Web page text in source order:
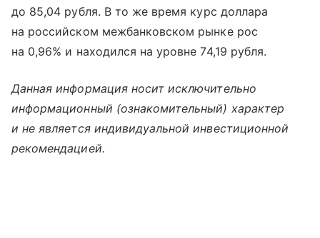
до 85,04 рубля. В то же время курс доллара
на российском межбанковском рынке рос
на 0,96% и находился на уровне 74,19 рубля.
Данная информация носит исключительно
информационный (ознакомительный) характер
и не является индивидуальной инвестиционной
рекомендацией.